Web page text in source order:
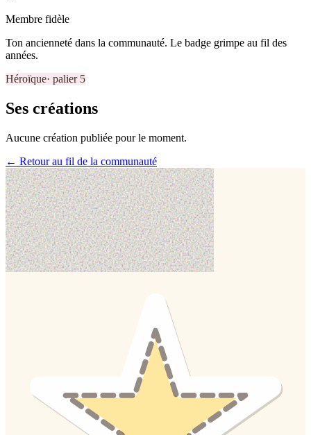
Membre fidèle
Ton ancienneté dans la communauté. Le badge grimpe au fil des
années.
Héroïque· palier 5
Ses créations
Aucune création publiée pour le moment.
← Retour au fil de la communauté